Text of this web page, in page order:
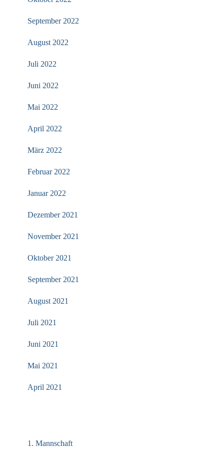
September 2022
August 2022
Juli 2022
Juni 2022
Mai 2022
April 2022
März 2022
Februar 2022
Januar 2022
Dezember 2021
November 2021
Oktober 2021
September 2021
August 2021
Juli 2021
Juni 2021
Mai 2021
April 2021
1. Mannschaft